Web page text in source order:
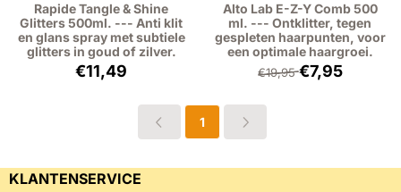
Rapide Tangle & Shine
Glitters 500ml. --- Anti klit
en glans spray met subtiele
glitters in goud of zilver.
Prijs: 11,49, exclusief btw: 9,50
€11,49
Alto Lab E-Z-Y Comb 500
ml. --- Ontklitter, tegen
gespleten haarpunten, voor
een optimale haargroei.
Van 19,95 voor
€19,95€7,95
1
KLANTENSERVICE